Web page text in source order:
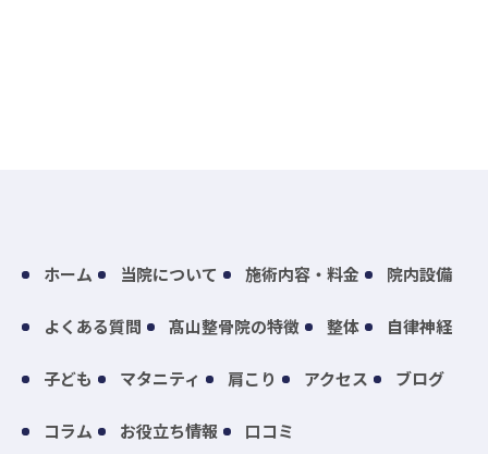
ホーム 当院について 施術内容・料金 院内設備
よくある質問 髙山整骨院の特徴 整体 自律神経
子ども マタニティ 肩こり アクセス ブログ
コラム お役立ち情報 口コミ